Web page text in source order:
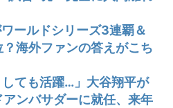
ールドシリーズ3連覇＆
海外ファンの答えがこち
ても活躍…」大谷翔平が
アンバサダーに就任、来年